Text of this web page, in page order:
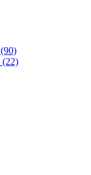
(90)
(22)